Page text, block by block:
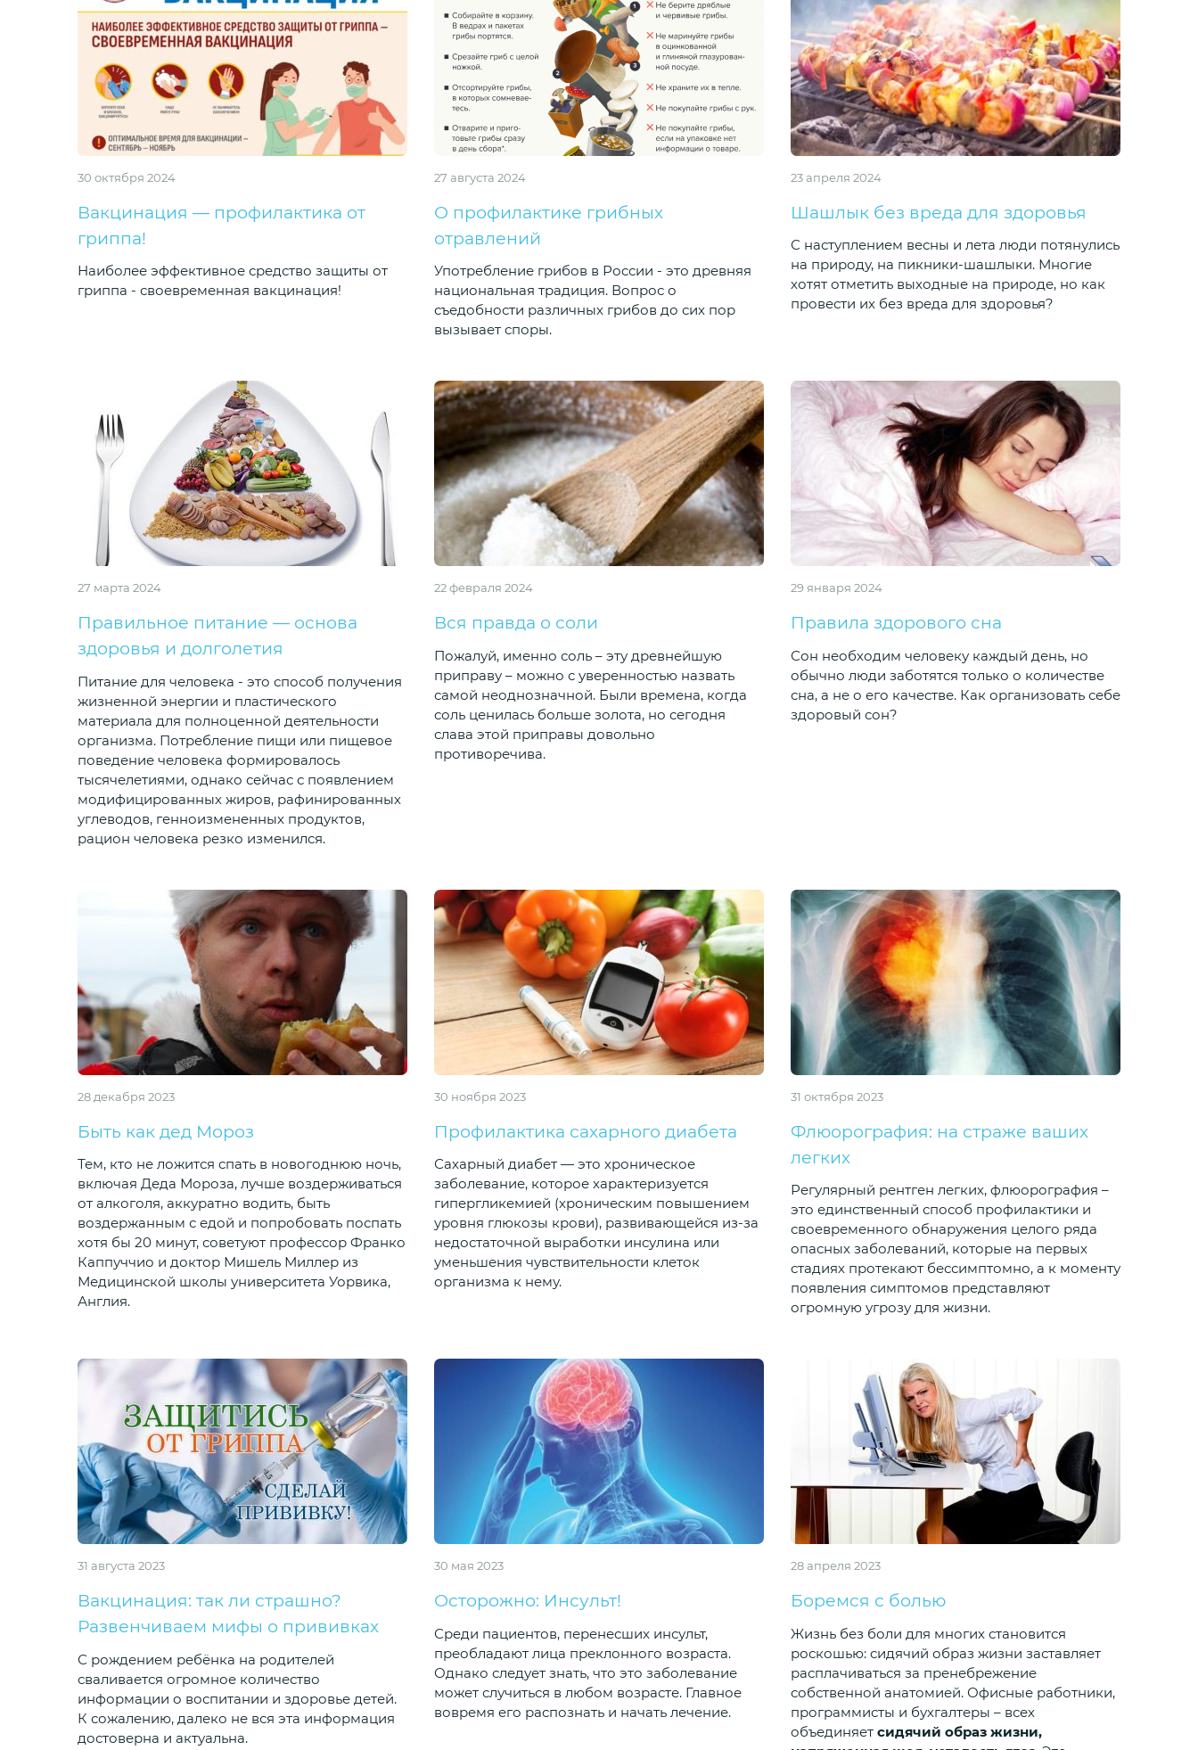
30 октября 2024
Вакцинация — профилактика от
гриппа!
Наиболее эффективное средство защиты от
гриппа - своевременная вакцинация!
27 августа 2024
О профилактике грибных
отравлений
Употребление грибов в России - это древняя
национальная традиция. Вопрос о
съедобности различных грибов до сих пор
вызывает споры.
23 апреля 2024
Шашлык без вреда для здоровья
С наступлением весны и лета люди потянулись
на природу, на пикники-шашлыки. Многие
хотят отметить выходные на природе, но как
провести их без вреда для здоровья?
27 марта 2024
Правильное питание — основа
здоровья и долголетия
Питание для человека - это способ получения
жизненной энергии и пластического
материала для полноценной деятельности
организма. Потребление пищи или пищевое
поведение человека формировалось
тысячелетиями, однако сейчас с появлением
модифицированных жиров, рафинированных
углеводов, генноизмененных продуктов,
рацион человека резко изменился.
22 февраля 2024
Вся правда о соли
Пожалуй, именно соль – эту древнейшую
приправу – можно с уверенностью назвать
самой неоднозначной. Были времена, когда
соль ценилась больше золота, но сегодня
слава этой приправы довольно
противоречива.
29 января 2024
Правила здорового сна
Сон необходим человеку каждый день, но
обычно люди заботятся только о количестве
сна, а не о его качестве. Как организовать себе
здоровый сон?
28 декабря 2023
Быть как дед Мороз
Тем, кто не ложится спать в новогоднюю ночь,
включая Деда Мороза, лучше воздерживаться
от алкоголя, аккуратно водить, быть
воздержанным с едой и попробовать поспать
хотя бы 20 минут, советуют профессор Франко
Каппуччио и доктор Мишель Миллер из
Медицинской школы университета Уорвика,
Англия.
30 ноября 2023
Профилактика сахарного диабета
Сахарный диабет — это хроническое
заболевание, которое характеризуется
гипергликемией (хроническим повышением
уровня глюкозы крови), развивающейся из-за
недостаточной выработки инсулина или
уменьшения чувствительности клеток
организма к нему.
31 октября 2023
Флюорография: на страже ваших
легких
Регулярный рентген легких, флюорография –
это единственный способ профилактики и
своевременного обнаружения целого ряда
опасных заболеваний, которые на первых
стадиях протекают бессимптомно, а к моменту
появления симптомов представляют
огромную угрозу для жизни.
31 августа 2023
Вакцинация: так ли страшно?
Развенчиваем мифы о прививках
С рождением ребёнка на родителей
сваливается огромное количество
информации о воспитании и здоровье детей.
К сожалению, далеко не вся эта информация
достоверна и актуальна.
30 мая 2023
Осторожно: Инсульт!
Среди пациентов, перенесших инсульт,
преобладают лица преклонного возраста.
Однако следует знать, что это заболевание
может случиться в любом возрасте. Главное
вовремя его распознать и начать лечение.
28 апреля 2023
Боремся с болью
Жизнь без боли для многих становится
роскошью: сидячий образ жизни заставляет
расплачиваться за пренебрежение
собственной анатомией. Офисные работники,
программисты и бухгалтеры – всех
объединяет сидячий образ жизни,